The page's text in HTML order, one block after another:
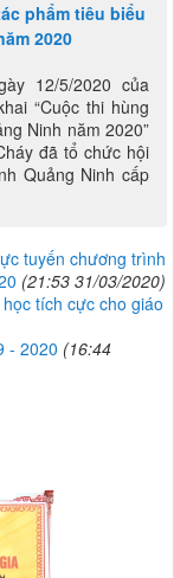
phẩm tiêu biểu
2020
12/5/2020 của
“Cuộc thi hùng
Ninh năm 2020”
đã tổ chức hội
Quảng Ninh cấp
tuyến chương trình
(21:53 31/03/2020)
tích cực cho giáo
- 2020 (16:44